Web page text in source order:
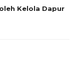
Kelola Dapur